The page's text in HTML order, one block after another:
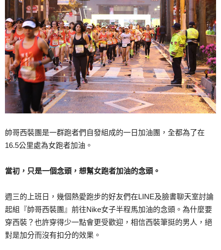
帥哥西裝團是一群跑者們自發組成的一日加油團，全都為了在
16.5公里處為女跑者加油。
當初，只是一個念頭，想幫女跑者加油的念頭。
週三的上班日，幾個熱愛跑步的好友們在LINE及臉書聊天室討論
起組『帥哥西裝團』前往Nike女子半程馬加油的念頭。為什麼要
穿西裝？也許穿得少一點會更受歡迎，相信西裝筆挺的男人，絕
對是加分而沒有扣分的效果。